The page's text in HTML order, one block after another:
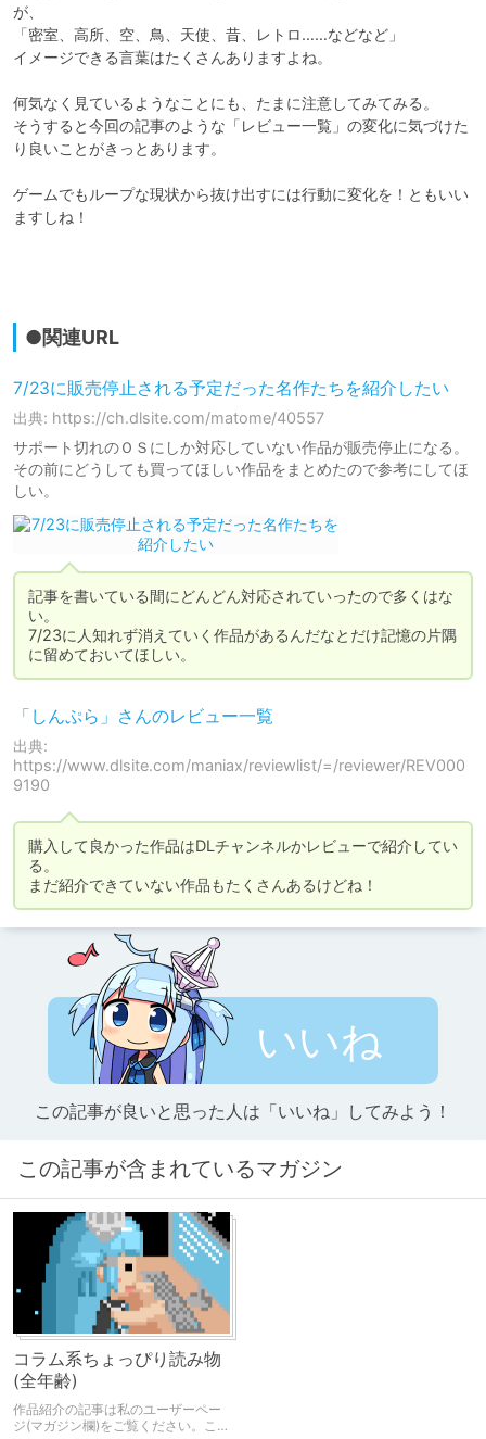
が、
「密室、高所、空、鳥、天使、昔、レトロ……などなど」
イメージできる言葉はたくさんありますよね。
何気なく見ているようなことにも、たまに注意してみてみる。
そうすると今回の記事のような「レビュー一覧」の変化に気づけた
り良いことがきっとあります。
ゲームでもループな現状から抜け出すには行動に変化を！ともいい
ますしね！
●関連URL
7/23に販売停止される予定だった名作たちを紹介したい
出典: https://ch.dlsite.com/matome/40557
サポート切れのＯＳにしか対応していない作品が販売停止になる。
その前にどうしても買ってほしい作品をまとめたので参考にしてほ
しい。
記事を書いている間にどんどん対応されていったので多くはな
い。
7/23に人知れず消えていく作品があるんだなとだけ記憶の片隅
に留めておいてほしい。
「しんぷら」さんのレビュー一覧
出典:
https://www.dlsite.com/maniax/reviewlist/=/reviewer/REV000
9190
購入して良かった作品はDLチャンネルかレビューで紹介してい
る。
まだ紹介できていない作品もたくさんあるけどね！
いいね
この記事が良いと思った人は「いいね」してみよう！
この記事が含まれているマガジン
コラム系ちょっぴり読み物
(全年齢)
作品紹介の記事は私のユーザーペー
ジ(マガジン欄)をご覧ください。この